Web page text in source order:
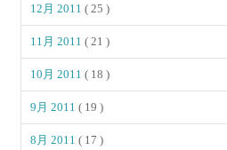
12月 2011( 25 )
11月 2011( 21 )
10月 2011( 18 )
9月 2011( 19 )
8月 2011( 17 )